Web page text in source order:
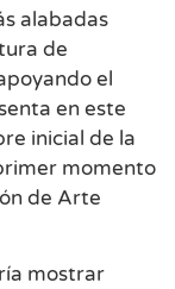
alabadas
de
el
en este
inicial de la
momento
de Arte
mostrar